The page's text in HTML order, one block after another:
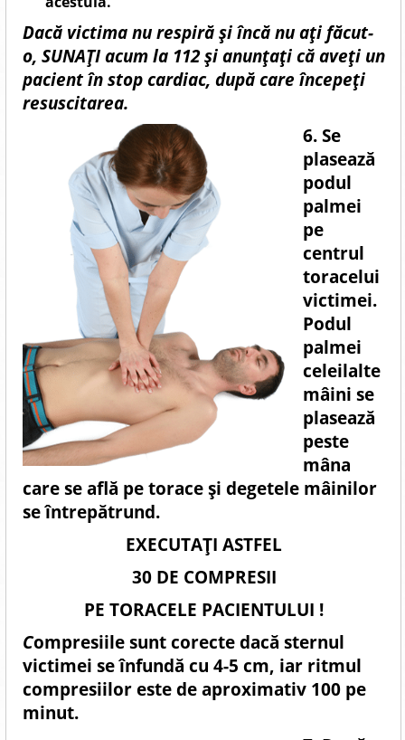
Dacă victima nu respiră și încă nu ați făcut-
o, SUNAŢI acum la 112 și anunțați că aveți un
pacient în stop cardiac, după care începeți
resuscitarea.
6. Se
plasează
podul
palmei
pe
centrul
toracelui
victimei.
Podul
palmei
celeilalte
mâini se
plasează
peste
mâna
care se află pe torace şi degetele mâinilor
se întrepătrund.
EXECUTAȚI ASTFEL
30 DE COMPRESII
PE TORACELE PACIENTULUI !
Compresiile sunt corecte dacă sternul
victimei se înfundă cu 4-5 cm, iar ritmul
compresiilor este de aproximativ 100 pe
minut.